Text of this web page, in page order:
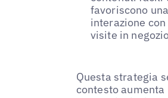
favoriscono
interazione
visite in
Questa strategia
contesto